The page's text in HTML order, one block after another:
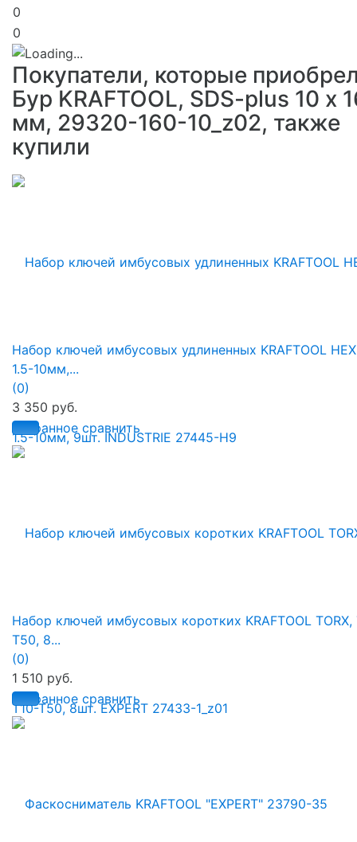
0
0
Покупатели, которые
Бур KRAFTOOL, SDS-plus 10 х
мм, 29320-160-10_z02, также
купили
избранное сравнить
Набор ключей имбусовых удлиненных KRAFTOOL
1.5-10мм,...
(0)
3 350 руб.
избранное сравнить
Набор ключей имбусовых коротких KRAFTOOL TORX,
Т50, 8...
(0)
1 510 руб.